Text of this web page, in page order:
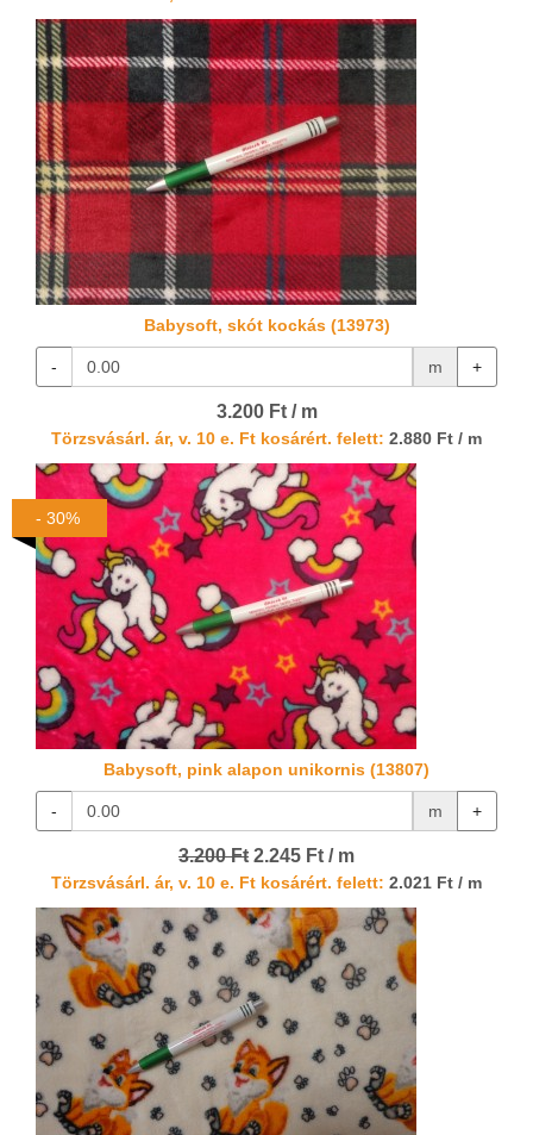
Babysoft, skót kockás (13973)
- m +
3.200 Ft / m
Törzsvásárl. ár, v. 10 e. Ft kosárért. felett: 2.880 Ft / m
Babysoft, pink alapon unikornis (13807)
- m +
3.200 Ft 2.245 Ft / m
Törzsvásárl. ár, v. 10 e. Ft kosárért. felett: 2.021 Ft / m
- 30%